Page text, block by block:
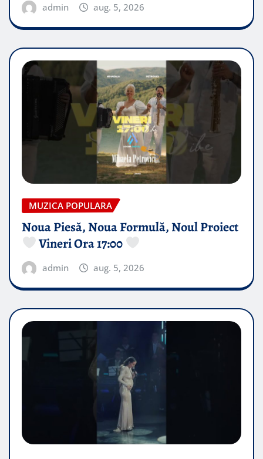
admin aug. 5, 2026
MUZICA POPULARA
Noua Piesă, Noua Formulă, Noul Proiect
Vineri Ora 17:00
admin aug. 5, 2026